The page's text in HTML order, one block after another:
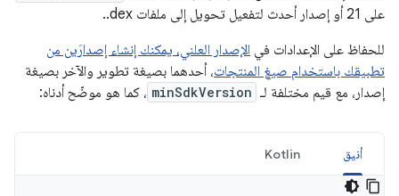
على 21 أو إصدار أحدث لتفعيل تحويل إلى ملفات ‎.dex.
للحفاظ على الإعدادات في الإصدار العلني، يمكنك إنشاء إصدارَين من
تطبيقك باستخدام صيغ المنتجات، أحدهما بصيغة تطوير والآخر بصيغة
إصدار، مع قيم مختلفة لـ minSdkVersion ، كما هو موضّح أدناه:
أنيق Kotlin